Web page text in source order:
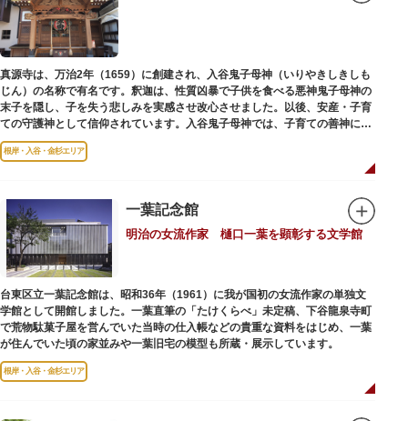
真源寺は、万治2年（1659）に創建され、入谷鬼子母神（いりやきしきしも
じん）の名称で有名です。釈迦は、性質凶暴で子供を食べる悪神鬼子母神の
末子を隠し、子を失う悲しみを実感させ改心させました。以後、安産・子育
ての守護神として信仰されています。入谷鬼子母神では、子育ての善神にな
った由来からツノのない「おに」の文字を使っています。
根岸・入谷・金杉エリア
一葉記念館
明治の女流作家 樋口一葉を顕彰する文学館
台東区立一葉記念館は、昭和36年（1961）に我が国初の女流作家の単独文
学館として開館しました。一葉直筆の「たけくらべ」未定稿、下谷龍泉寺町
で荒物駄菓子屋を営んでいた当時の仕入帳などの貴重な資料をはじめ、一葉
が住んでいた頃の家並みや一葉旧宅の模型も所蔵・展示しています。
根岸・入谷・金杉エリア